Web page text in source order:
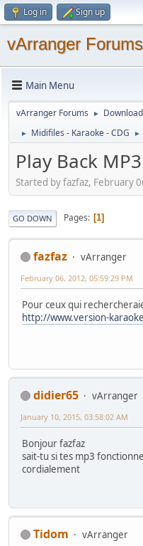
Log in Sign up
vArranger Forums
Main Menu
vArranger Forums ►
► Midifiles - Karaoke - CDG ►
Play Back MP3
Started by fazfaz, February
GO DOWN Pages 1
fazfaz vArranger
February 06, 2012, 05:59:29 PM
Pour ceux qui
http://www.version-
didier65
vArranger
January 10, 2015, 03:58:02 AM
Bonjour fazfaz
sait-tu si tes mp3
cordialement
Tidom
vArranger